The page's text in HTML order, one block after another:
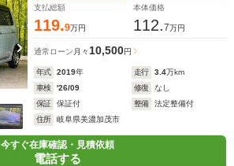
支払総額
119.9万円
本体価格
112.7万円
通常ローン 月々 10,500円
年式 2019年 走行 3.4万km
車検
'26/09 修復
なし
保証
保証付 整備
法定整備付
住所
岐阜県美濃加茂市
今すぐ在庫確認・見積依頼
電話する